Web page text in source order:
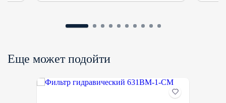
Еще может подойти